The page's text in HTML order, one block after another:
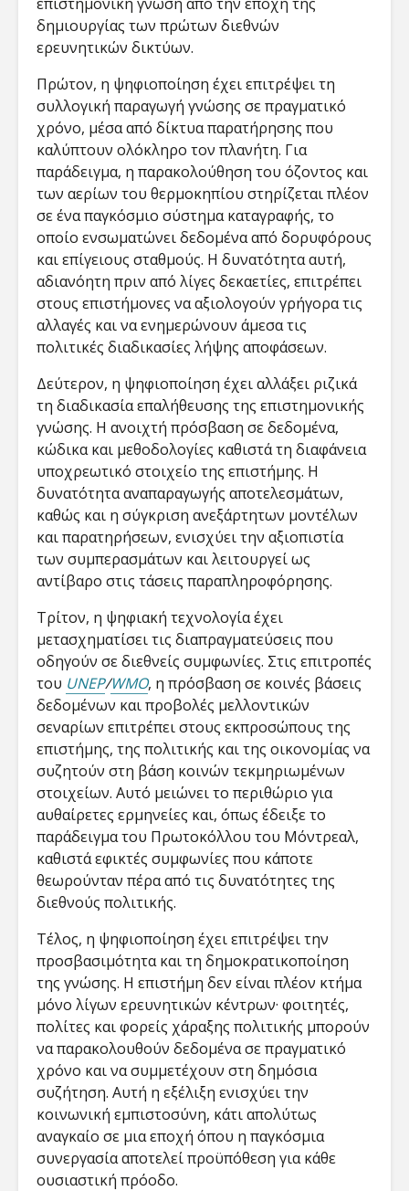
δημιουργίας των πρώτων διεθνών
ερευνητικών δικτύων.
Πρώτον, η ψηφιοποίηση έχει επιτρέψει τη
συλλογική παραγωγή γνώσης σε πραγματικό
χρόνο, μέσα από δίκτυα παρατήρησης που
καλύπτουν ολόκληρο τον πλανήτη. Για
παράδειγμα, η παρακολούθηση του όζοντος και
των αερίων του θερμοκηπίου στηρίζεται πλέον
σε ένα παγκόσμιο σύστημα καταγραφής, το
οποίο ενσωματώνει δεδομένα από δορυφόρους
και επίγειους σταθμούς. Η δυνατότητα αυτή,
αδιανόητη πριν από λίγες δεκαετίες, επιτρέπει
στους επιστήμονες να αξιολογούν γρήγορα τις
αλλαγές και να ενημερώνουν άμεσα τις
πολιτικές διαδικασίες λήψης αποφάσεων.
Δεύτερον, η ψηφιοποίηση έχει αλλάξει ριζικά
τη διαδικασία επαλήθευσης της επιστημονικής
γνώσης. Η ανοιχτή πρόσβαση σε δεδομένα,
κώδικα και μεθοδολογίες καθιστά τη διαφάνεια
υποχρεωτικό στοιχείο της επιστήμης. Η
δυνατότητα αναπαραγωγής αποτελεσμάτων,
καθώς και η σύγκριση ανεξάρτητων μοντέλων
και παρατηρήσεων, ενισχύει την αξιοπιστία
των συμπερασμάτων και λειτουργεί ως
αντίβαρο στις τάσεις παραπληροφόρησης.
Τρίτον, η ψηφιακή τεχνολογία έχει
μετασχηματίσει τις διαπραγματεύσεις που
οδηγούν σε διεθνείς συμφωνίες. Στις επιτροπές
του UNEP/WMO, η πρόσβαση σε κοινές βάσεις
δεδομένων και προβολές μελλοντικών
σεναρίων επιτρέπει στους εκπροσώπους της
επιστήμης, της πολιτικής και της οικονομίας να
συζητούν στη βάση κοινών τεκμηριωμένων
στοιχείων. Αυτό μειώνει το περιθώριο για
αυθαίρετες ερμηνείες και, όπως έδειξε το
παράδειγμα του Πρωτοκόλλου του Μόντρεαλ,
καθιστά εφικτές συμφωνίες που κάποτε
θεωρούνταν πέρα από τις δυνατότητες της
διεθνούς πολιτικής.
Τέλος, η ψηφιοποίηση έχει επιτρέψει την
προσβασιμότητα και τη δημοκρατικοποίηση
της γνώσης. Η επιστήμη δεν είναι πλέον κτήμα
μόνο λίγων ερευνητικών κέντρων· φοιτητές,
πολίτες και φορείς χάραξης πολιτικής μπορούν
να παρακολουθούν δεδομένα σε πραγματικό
χρόνο και να συμμετέχουν στη δημόσια
συζήτηση. Αυτή η εξέλιξη ενισχύει την
κοινωνική εμπιστοσύνη, κάτι απολύτως
αναγκαίο σε μια εποχή όπου η παγκόσμια
συνεργασία αποτελεί προϋπόθεση για κάθε
ουσιαστική πρόοδο.